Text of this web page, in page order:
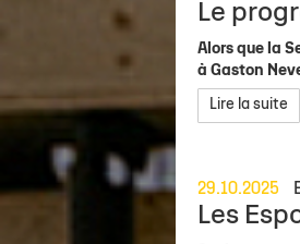
Le
Alors que la
à Gaston
Lire la suite
29.10.2025
Les